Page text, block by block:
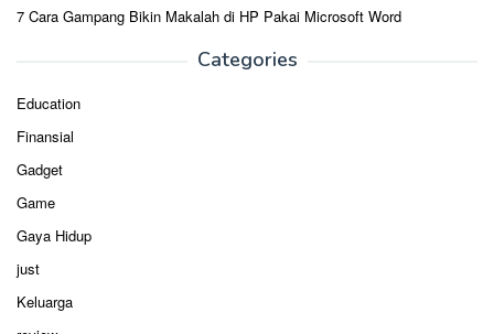
7 Cara Gampang Bikin Makalah di HP Pakai Microsoft Word
Categories
Education
Finansial
Gadget
Game
Gaya Hidup
just
Keluarga